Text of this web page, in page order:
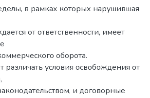
в рамках которых нарушившая
от ответственности, имеет
оборота.
различать условия освобождения от
и договорные